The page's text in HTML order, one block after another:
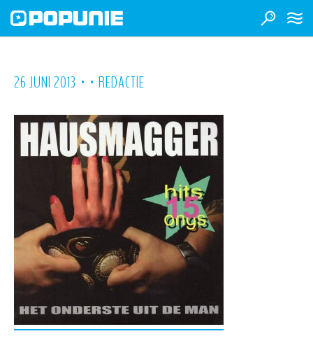
26 JUNI 2013 • • REDACTIE